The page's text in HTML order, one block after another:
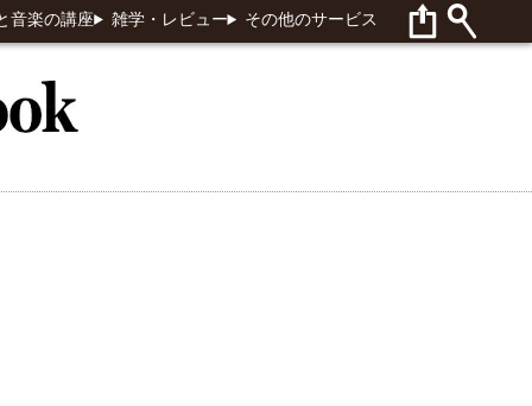
音楽の講座 雑学・レビュー その他のサービス